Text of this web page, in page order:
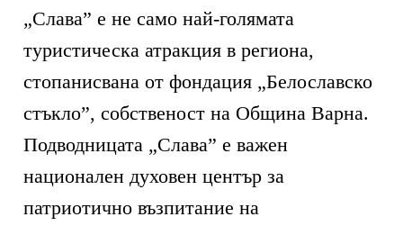
„Слава” е не само най-голямата
туристическа атракция в региона,
стопанисвана от фондация „Белославско
стъкло”, собственост на Община Варна.
Подводницата „Слава” е важен
национален духовен център за
патриотично възпитание на